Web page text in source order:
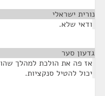
נורית ישראלי
ודאי שלא.
גדעון סער
אז פה את הולכת למהלך
יכול להטיל סנקציות.